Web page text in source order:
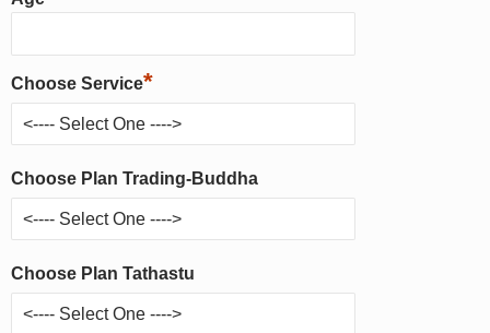
Choose Service*
Choose Plan Trading-Buddha
Choose Plan Tathastu